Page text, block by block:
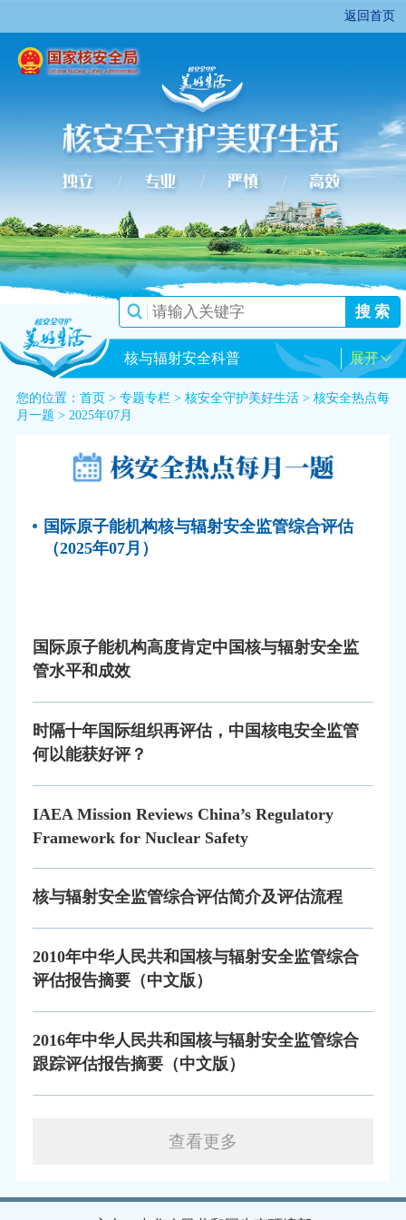
返回首页
搜 索
核与辐射安全科普 展开
您的位置： 首页> 专题专栏> 核安全守护美好生活> 核安全热点每
月一题 > 2025年07月
国际原子能机构核与辐射安全监管综合评估
（2025年07月）
国际原子能机构高度肯定中国核与辐射安全监
管水平和成效
时隔十年国际组织再评估，中国核电安全监管
何以能获好评？
IAEA Mission Reviews China’s Regulatory
Framework for Nuclear Safety
核与辐射安全监管综合评估简介及评估流程
2010年中华人民共和国核与辐射安全监管综合
评估报告摘要（中文版）
2016年中华人民共和国核与辐射安全监管综合
跟踪评估报告摘要（中文版）
查看更多